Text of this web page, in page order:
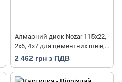
Алмазний диск Nozar 115х22,
2х6, 4х7 для цементних швів,
фасадів з цегли або клінкеру
2 462 грн з ПДВ